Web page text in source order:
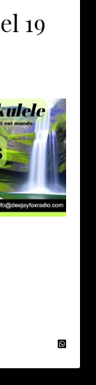
19